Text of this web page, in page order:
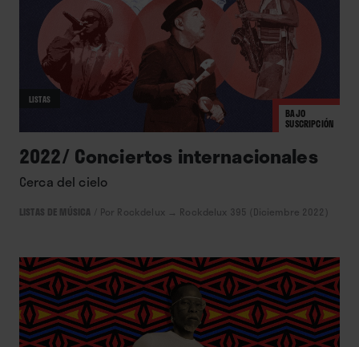
BAJO
SUSCRIPCIÓN
LISTAS
2022/ Conciertos internacionales
Cerca del cielo
LISTAS DE MÚSICA Por Rockdelux → Rockdelux 395 (Diciembre 2022)